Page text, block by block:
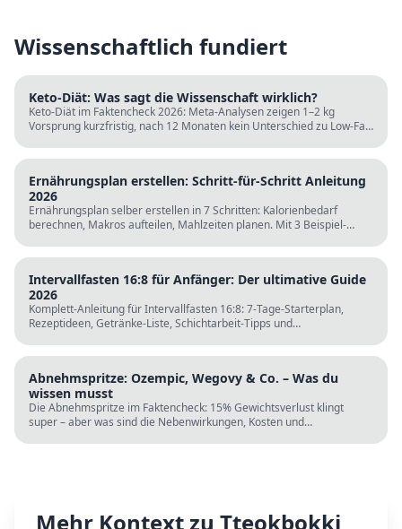
Wissenschaftlich fundiert
Keto-Diät: Was sagt die Wissenschaft wirklich?
Keto-Diät im Faktencheck 2026: Meta-Analysen zeigen 1–2 kg
Vorsprung kurzfristig, nach 12 Monaten kein Unterschied zu Low-Fat.
Ernährungsplan erstellen: Schritt-für-Schritt Anleitung
2026
Ernährungsplan selber erstellen in 7 Schritten: Kalorienbedarf
berechnen, Makros aufteilen, Mahlzeiten planen. Mit 3 Beispiel-
Intervallfasten 16:8 für Anfänger: Der ultimative Guide
2026
Komplett-Anleitung für Intervallfasten 16:8: 7-Tage-Starterplan,
Rezeptideen, Getränke-Liste, Schichtarbeit-Tipps und
Abnehmspritze: Ozempic, Wegovy & Co. – Was du
wissen musst
Die Abnehmspritze im Faktencheck: 15% Gewichtsverlust klingt
super – aber was sind die Nebenwirkungen, Kosten und
Mehr Kontext zu Tteokbokki